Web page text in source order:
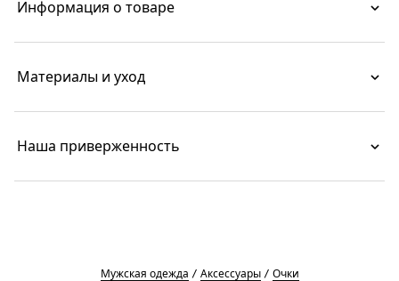
plaque.
Информация о товаре
Материалы и уход
Наша приверженность
Мужская одежда Аксессуары Очки